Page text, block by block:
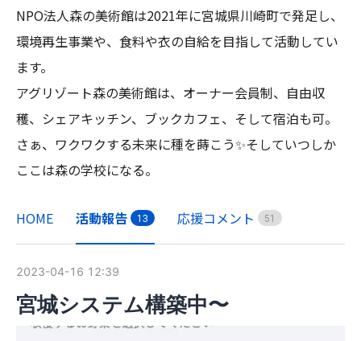
NPO法人森の美術館は2021年に宮城県川崎町で発足し、
環境再生事業や、食料や衣の自給を目指して活動してい
ます。
アグリゾート森の美術館は、オーナー会員制、自由収
穫、シェアキッチン、ブックカフェ、そして宿泊も可。
さぁ、ワクワクする未来に種を蒔こう✨そしていつしか
ここは森の学校になる。
HOME 活動報告 13 応援コメント 51
2023-04-16 12:39
宮城システム構築中〜